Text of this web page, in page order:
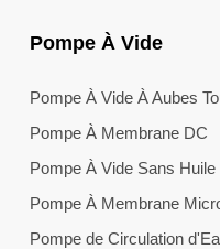
Pompe À Vide
Pompe À Vide À Aubes
Pompe À Membrane DC
Pompe À Vide Sans Huile
Pompe À Membrane
Pompe de Circulation